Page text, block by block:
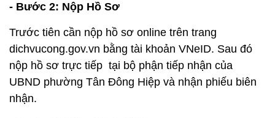
- Bước 2: Nộp Hồ Sơ
Trước tiên cần nộp hồ sơ online trên trang
dichvucong.gov.vn bằng tài khoản VNeID. Sau đó
nộp hồ sơ trực tiếp tại bộ phận tiếp nhận của
UBND phường Tân Đông Hiệp và nhận phiếu biên
nhận.